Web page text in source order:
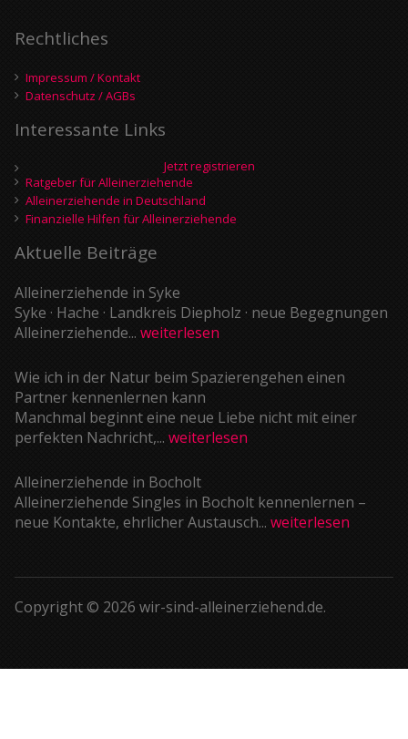
Rechtliches
Impressum / Kontakt
Datenschutz / AGBs
Interessante Links
Jetzt registrieren
Ratgeber für Alleinerziehende
Alleinerziehende in Deutschland
Finanzielle Hilfen für Alleinerziehende
Aktuelle Beiträge
Alleinerziehende in Syke
Syke · Hache · Landkreis Diepholz · neue Begegnungen
Alleinerziehende... weiterlesen
Wie ich in der Natur beim Spazierengehen einen
Partner kennenlernen kann
Manchmal beginnt eine neue Liebe nicht mit einer
perfekten Nachricht,... weiterlesen
Alleinerziehende in Bocholt
Alleinerziehende Singles in Bocholt kennenlernen –
neue Kontakte, ehrlicher Austausch... weiterlesen
Copyright © 2026 wir-sind-alleinerziehend.de.